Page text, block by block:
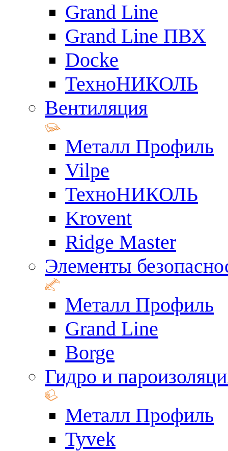
Grand Line
Grand Line ПВХ
Docke
ТехноНИКОЛЬ
Вентиляция
Металл Профиль
Vilpe
ТехноНИКОЛЬ
Krovent
Ridge Master
Элементы
Металл Профиль
Grand Line
Borge
Гидро и
Металл Профиль
Tyvek